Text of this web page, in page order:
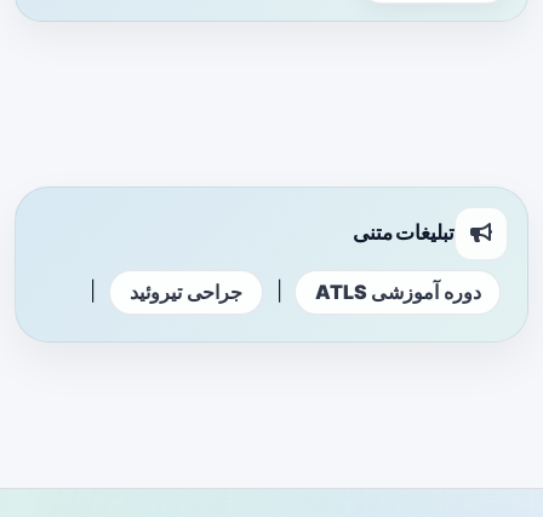
تبلیغات متنی
دوره آموزشی ATLS جراحی تیروئید